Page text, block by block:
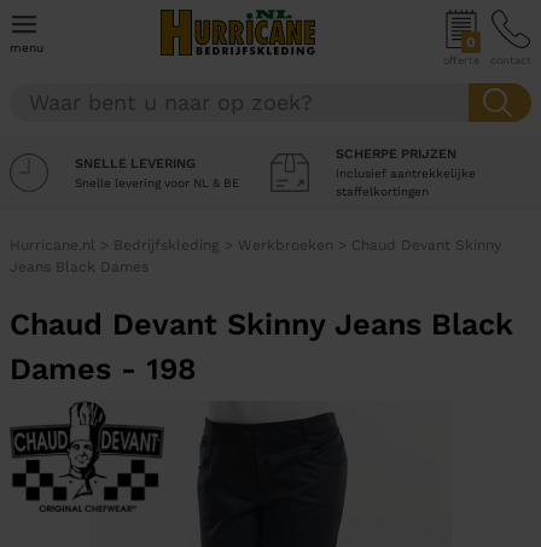
menu 0
offerte contact
SNELLE LEVERING
Snelle levering voor NL & BE
SCHERPE PRIJZEN
Inclusief aantrekkelijke
staffelkortingen
Hurricane.nl > Bedrijfskleding > Werkbroeken > Chaud Devant Skinny
Jeans Black Dames
Chaud Devant Skinny Jeans Black
Dames - 198